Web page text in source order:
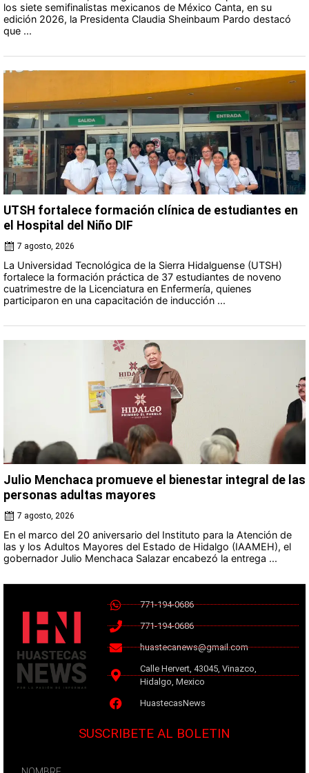
los siete semifinalistas mexicanos de México Canta, en su
edición 2026, la Presidenta Claudia Sheinbaum Pardo destacó
que ...
UTSH fortalece formación clínica de estudiantes en
el Hospital del Niño DIF
7 agosto, 2026
La Universidad Tecnológica de la Sierra Hidalguense (UTSH)
fortalece la formación práctica de 37 estudiantes de noveno
cuatrimestre de la Licenciatura en Enfermería, quienes
participaron en una capacitación de inducción ...
Julio Menchaca promueve el bienestar integral de las
personas adultas mayores
7 agosto, 2026
En el marco del 20 aniversario del Instituto para la Atención de
las y los Adultos Mayores del Estado de Hidalgo (IAAMEH), el
gobernador Julio Menchaca Salazar encabezó la entrega ...
771-194-0686
771-194-0686
huastecanews@gmail.com
Calle Hervert, 43045, Vinazco,
Hidalgo, Mexico
HuastecasNews
SUSCRIBETE AL BOLETIN